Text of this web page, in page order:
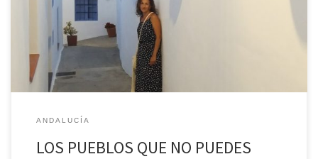
diferentes entre sí, pueblos que merece la pena visitar. La Isleta
del Moro La Villa de Níjar […]
ANDALUCÍA
LOS PUEBLOS QUE NO PUEDES